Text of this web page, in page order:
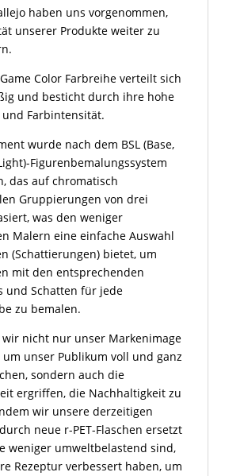
haben uns vorgenommen,
unserer Produkte weiter zu
Color Farbreihe verteilt sich
und besticht durch ihre hohe
und Farbintensität.
wurde nach dem BSL (Base,
Figurenbemalungssystem
das auf chromatisch
Gruppierungen von drei
was den weniger
Malern eine einfache Auswahl
(Schattierungen) bietet, um
mit den entsprechenden
und Schatten für jede
zu bemalen.
wir nicht nur unser Markenimage
um unser Publikum voll und ganz
sondern auch die
ergriffen, die Nachhaltigkeit zu
wir unsere derzeitigen
neue r-PET-Flaschen ersetzt
weniger umweltbelastend sind,
Rezeptur verbessert haben, um